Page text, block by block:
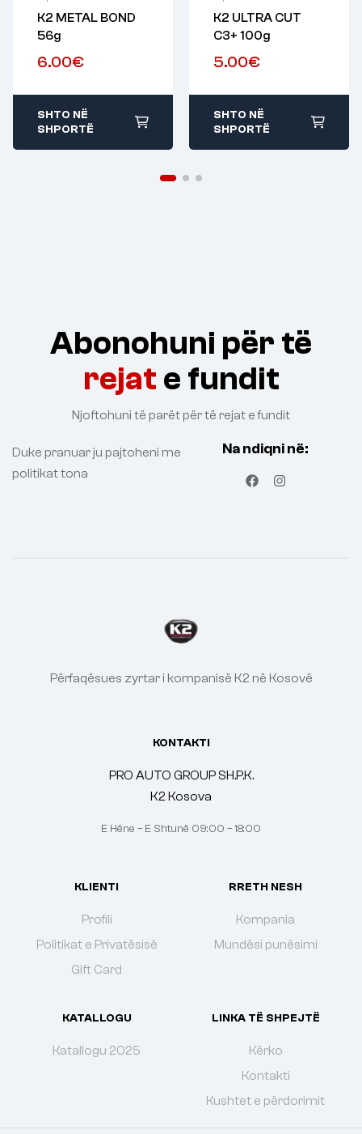
K2 METAL BOND
56g
6.00€
SHTO NË
SHPORTË
K2 ULTRA CUT
C3+ 100g
5.00€
SHTO NË
SHPORTË
Abonohuni për të
rejat e fundit
Njoftohuni të parët për të rejat e fundit
Duke pranuar ju pajtoheni me
politikat tona
Na ndiqni në:
KONTAKTI
PRO AUTO GROUP SH.P.K.
K2 Kosova
E Hëne – E Shtunë 09:00 – 18:00
KLIENTI
Profili
Politikat e Privatësisë
Gift Card
RRETH NESH
Kompania
Mundësi punësimi
KATALLOGU
Katallogu 2025
LINKA TË SHPEJTË
Kërko
Kontakti
Kushtet e përdorimit
Përfaqësues zyrtar i kompanisë K2 në Kosovë